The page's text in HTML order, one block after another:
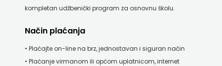
d.o.o.
TERAPIJA,
ZAGREB
kompletan udžbenički program za osnovnu školu.
Način plaćanja
• Plaćajte on-line na brz, jednostavan i siguran način
• Plaćanje virmanom ili općom uplatnicom, internet